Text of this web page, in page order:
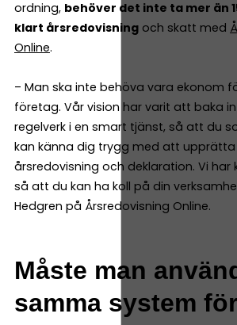
ordning, behöver det inte ta mer än
klart årsredovisning och skatt med
Online.
– Man ska inte behöva vara ekonom
företag. Vår vision har varit att baka
regelverk i en smart tjänst, så att du
kan känna dig trygg med att upprätta
årsredovisning och deklaration. Vi har
så att du kan ha koll på din
Hedgren på Årsredovisning Online.
Måste man
samma system